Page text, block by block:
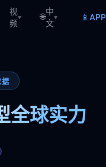
视
频
▾ 🌐
中
文
▾ 📱
据
全球实力